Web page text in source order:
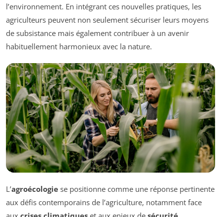
l’environnement. En intégrant ces nouvelles pratiques, les
agriculteurs peuvent non seulement sécuriser leurs moyens
de subsistance mais également contribuer à un avenir
habituellement harmonieux avec la nature.
L’agroécologie se positionne comme une réponse pertinente
aux défis contemporains de l’agriculture, notamment face